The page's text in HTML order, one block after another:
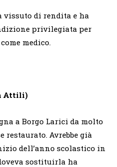
vissuto di rendita e ha
privilegiata per
medico.
Attili)
a Borgo Larici da molto
restaurato. Avrebbe già
dell’anno scolastico in
sostituirla ha